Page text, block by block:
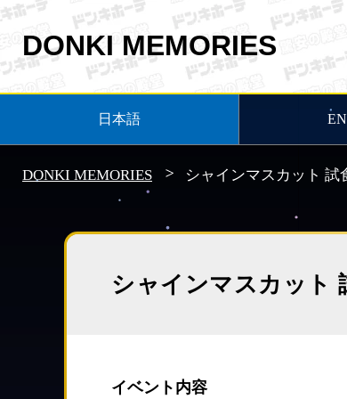
DONKI MEMORIES
日本語
DONKI MEMORIES シャインマスカット 試
シャインマスカット
イベント内容